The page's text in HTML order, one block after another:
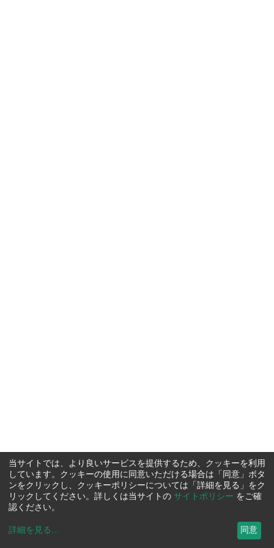
当サイトでは、より良いサービスを提供するため、クッキーを利用
しています。クッキーの使用に同意いただける場合は「同意」ボタ
ンをクリックし、クッキーポリシーについては「詳細を見る」をク
リックしてください。詳しくは当サイトの サイトポリシー をご確
認ください。
詳細を見る ... 同意